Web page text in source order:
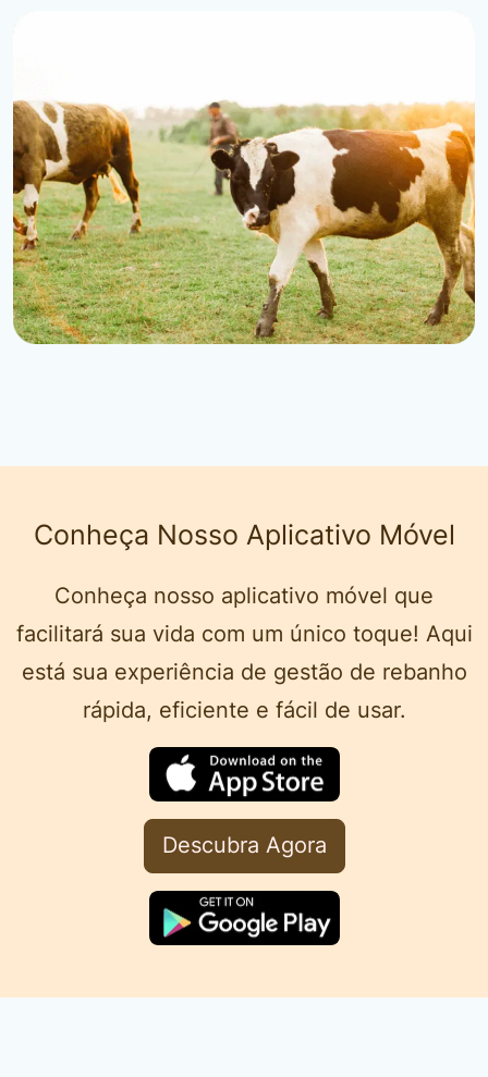
Conheça Nosso Aplicativo Móvel
Conheça nosso aplicativo móvel que
facilitará sua vida com um único toque! Aqui
está sua experiência de gestão de rebanho
rápida, eficiente e fácil de usar.
Descubra Agora